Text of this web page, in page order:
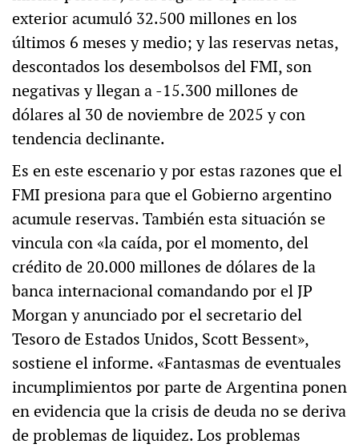
exterior acumuló 32.500 millones en los
últimos 6 meses y medio; y las reservas netas,
descontados los desembolsos del FMI, son
negativas y llegan a -15.300 millones de
dólares al 30 de noviembre de 2025 y con
tendencia declinante.
Es en este escenario y por estas razones que el
FMI presiona para que el Gobierno argentino
acumule reservas. También esta situación se
vincula con «la caída, por el momento, del
crédito de 20.000 millones de dólares de la
banca internacional comandando por el JP
Morgan y anunciado por el secretario del
Tesoro de Estados Unidos, Scott Bessent»,
sostiene el informe. «Fantasmas de eventuales
incumplimientos por parte de Argentina ponen
en evidencia que la crisis de deuda no se deriva
de problemas de liquidez. Los problemas